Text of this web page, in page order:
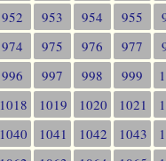
952 953 954 955
974 975 976 977
996 997 998 999
1018 1019 1020 1021
1040 1041 1042 1043